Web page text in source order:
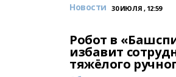
Новости 30 ИЮЛЯ , 12:59
Робот в
избавит
тяжёлого